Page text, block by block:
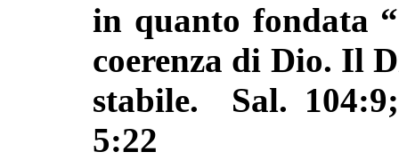
in quanto fondata
coerenza di Dio. Il
stabile.
Sal.
5:22